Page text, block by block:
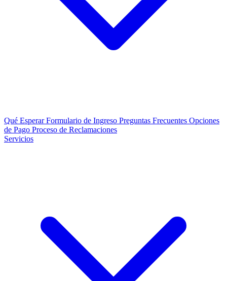
Qué EsperarFormulario de Ingreso Preguntas Frecuentes Opciones
de Pago Proceso de Reclamaciones
Servicios